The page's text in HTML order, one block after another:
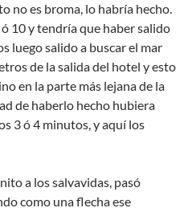
no es broma, lo habría hecho.
10 y tendría que haber salido
luego salido a buscar el mar
de la salida del hotel y esto
en la parte más lejana de la
de haberlo hecho hubiera
3 ó 4 minutos, y aquí los
a los salvavidas, pasó
como una flecha ese